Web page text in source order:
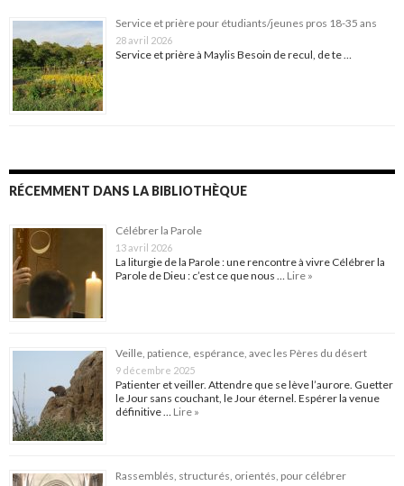
Service et prière pour étudiants/jeunes pros 18-35 ans
28 avril 2026
Service et prière à Maylis Besoin de recul, de te …
RÉCEMMENT DANS LA BIBLIOTHÈQUE
Célébrer la Parole
13 avril 2026
La liturgie de la Parole : une rencontre à vivre Célébrer la
Parole de Dieu : c’est ce que nous … Lire »
Veille, patience, espérance, avec les Pères du désert
9 décembre 2025
Patienter et veiller. Attendre que se lève l’aurore. Guetter
le Jour sans couchant, le Jour éternel. Espérer la venue
définitive … Lire »
Rassemblés, structurés, orientés, pour célébrer